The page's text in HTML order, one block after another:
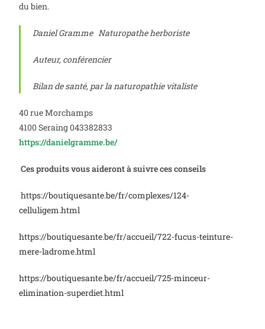
du bien.
Daniel Gramme Naturopathe herboriste
Auteur, conférencier
Bilan de santé, par la naturopathie vitaliste
40 rue Morchamps
4100 Seraing 043382833
https://danielgramme.be/
Ces produits vous aideront à suivre ces conseils
https://boutiquesante.be/fr/complexes/124-
celluligem.html
https://boutiquesante.be/fr/accueil/722-fucus-teinture-
mere-ladrome.html
https://boutiquesante.be/fr/accueil/725-minceur-
elimination-superdiet.html